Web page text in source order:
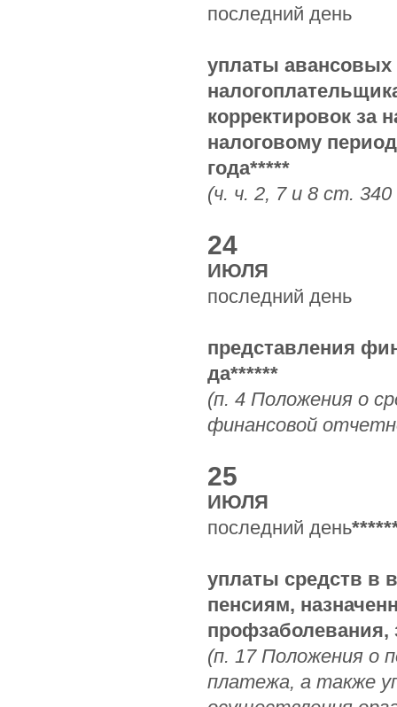
последний день
уплаты авансовых
корректировок за
налоговому
года*****
(ч. ч. 2, 7 и 8 ст.
24
ИЮЛЯ
последний день
представления
да******
(п. 4 Положения о
финансовой
25
ИЮЛЯ
последний день
уплаты средств в
пенсиям,
профзаболевания,
(п. 17 Положения о
платежа, а также